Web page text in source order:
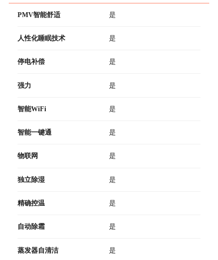
PMV智能舒适 是
人性化睡眠技术 是
停电补偿 是
强力 是
智能WiFi 是
智能一键通 是
物联网 是
独立除湿 是
精确控温 是
自动除霜 是
蒸发器自清洁 是